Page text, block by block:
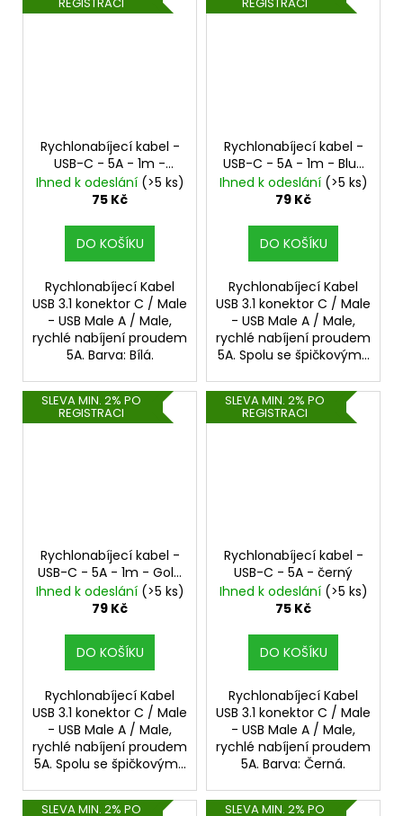
REGISTRACI
Rychlonabíjecí kabel -
USB-C - 5A - 1m -
White
Ihned k odeslání (>5 ks)
75 Kč
DO KOŠÍKU
Rychlonabíjecí Kabel
USB 3.1 konektor C / Male
- USB Male A / Male,
rychlé nabíjení proudem
5A. Barva: Bílá.
REGISTRACI
Rychlonabíjecí kabel -
USB-C - 5A - 1m - Blue
opletený
Ihned k odeslání (>5 ks)
79 Kč
DO KOŠÍKU
Rychlonabíjecí Kabel
USB 3.1 konektor C / Male
- USB Male A / Male,
rychlé nabíjení proudem
5A. Spolu se špičkovým...
SLEVA MIN. 2% PO
REGISTRACI
Rychlonabíjecí kabel -
USB-C - 5A - 1m - Gold
opletený
Ihned k odeslání (>5 ks)
79 Kč
DO KOŠÍKU
Rychlonabíjecí Kabel
USB 3.1 konektor C / Male
- USB Male A / Male,
rychlé nabíjení proudem
5A. Spolu se špičkovým...
SLEVA MIN. 2% PO
REGISTRACI
Rychlonabíjecí kabel -
USB-C - 5A - černý
Ihned k odeslání (>5 ks)
75 Kč
DO KOŠÍKU
Rychlonabíjecí Kabel
USB 3.1 konektor C / Male
- USB Male A / Male,
rychlé nabíjení proudem
5A. Barva: Černá.
SLEVA MIN. 2% PO SLEVA MIN. 2% PO